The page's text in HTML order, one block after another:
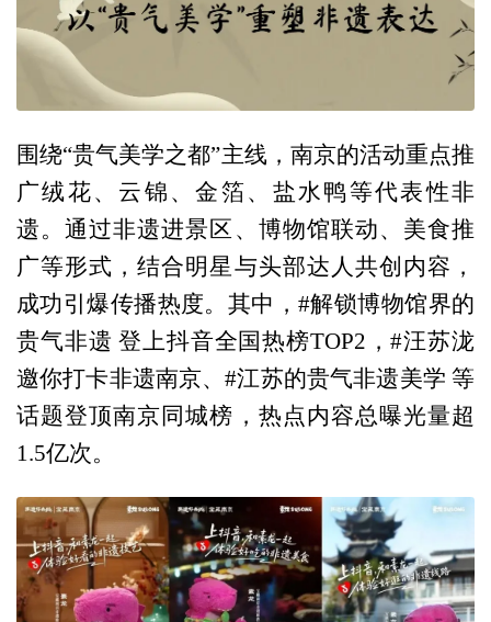
围绕“贵气美学之都”主线，南京的活动重点推
广绒花、云锦、金箔、盐水鸭等代表性非
遗。通过非遗进景区、博物馆联动、美食推
广等形式，结合明星与头部达人共创内容，
成功引爆传播热度。其中，#解锁博物馆界的
贵气非遗 登上抖音全国热榜TOP2，#汪苏泷
邀你打卡非遗南京、#江苏的贵气非遗美学 等
话题登顶南京同城榜，热点内容总曝光量超
1.5亿次。